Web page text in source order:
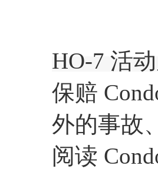
HO-7 活
保赔
外的事故
阅读